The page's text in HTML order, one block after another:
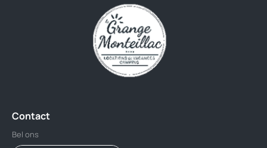
Contact
Bel ons